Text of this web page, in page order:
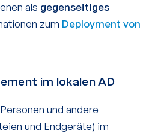
als gegenseitiges
zum Deployment von
im lokalen AD
und andere
und Endgeräte) im